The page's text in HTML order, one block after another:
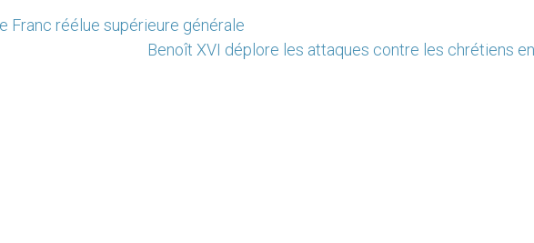
Franc réélue supérieure générale
Benoît XVI déplore les attaques contre les chrétiens